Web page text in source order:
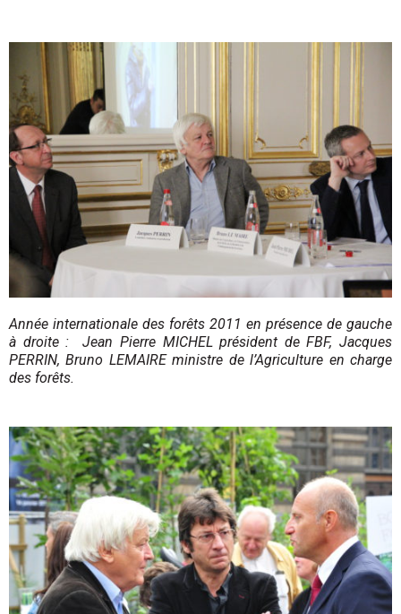
Année internationale des forêts 2011 en présence de gauche
à droite : Jean Pierre MICHEL président de FBF, Jacques
PERRIN, Bruno LEMAIRE ministre de l’Agriculture en charge
des forêts.